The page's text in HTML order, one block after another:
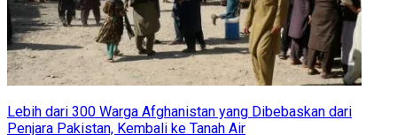
Lebih dari 300 Warga Afghanistan yang Dibebaskan dari
Penjara Pakistan, Kembali ke Tanah Air